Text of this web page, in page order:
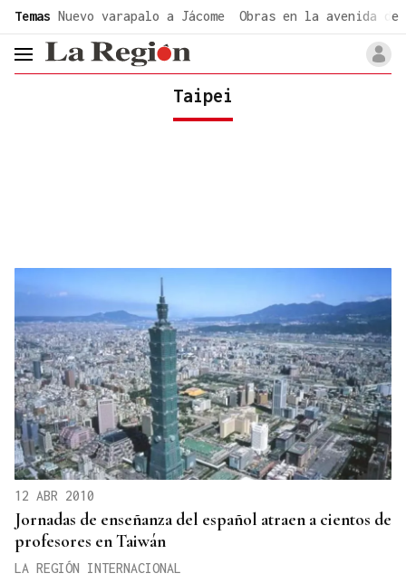
Temas Nuevo varapalo a Jácome Obras en la avenida de
header.menu.open
Taipei
12 ABR 2010
Jornadas de enseñanza del español atraen a cientos de
profesores en Taiwán
LA REGIÓN INTERNACIONAL